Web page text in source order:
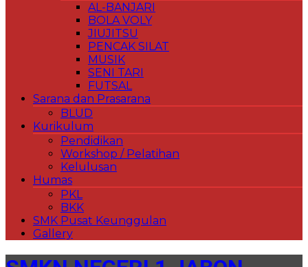
AL-BANJARI
BOLA VOLY
JIUJITSU
PENCAK SILAT
MUSIK
SENI TARI
FUTSAL
Sarana dan Prasarana
BLUD
Kurikulum
Pendidikan
Workshop / Pelatihan
Kelulusan
Humas
PKL
BKK
SMK Pusat Keunggulan
Gallery